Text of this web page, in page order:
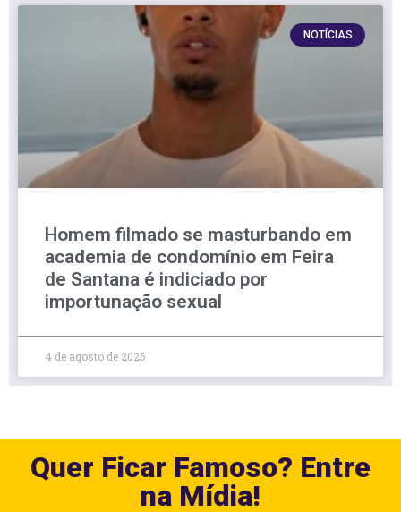
NOTÍCIAS
Homem filmado se masturbando em
academia de condomínio em Feira
de Santana é indiciado por
importunação sexual
4 de agosto de 2026
Quer Ficar Famoso? Entre
na Mídia!